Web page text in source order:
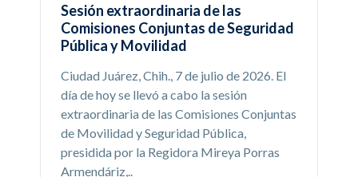
Sesión extraordinaria de las
Comisiones Conjuntas de Seguridad
Pública y Movilidad
Ciudad Juárez, Chih., 7 de julio de 2026. El
día de hoy se llevó a cabo la sesión
extraordinaria de las Comisiones Conjuntas
de Movilidad y Seguridad Pública,
presidida por la Regidora Mireya Porras
Armendáriz,..